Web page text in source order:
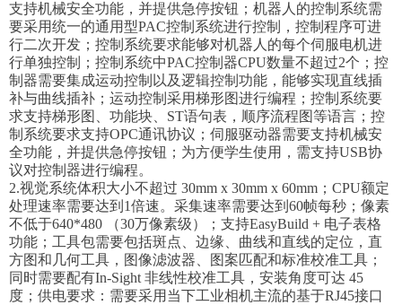
支持机械安全功能，并提供急停按钮；机器人的控制系统需
要采用统一的通用型PAC控制系统进行控制，控制程序可进
行二次开发；控制系统要求能够对机器人的每个伺服电机进
行单独控制；控制系统中PAC控制器CPU数量不超过2个；控
制器需要集成运动控制以及逻辑控制功能，能够实现直线插
补与曲线插补；运动控制采用梯形图进行编程；控制系统要
求支持梯形图、功能块、ST语句表，顺序流程图等语言；控
制系统要求支持OPC通讯协议；伺服驱动器需要支持机械安
全功能，并提供急停按钮；为方便学生使用，需支持USB协
议对控制器进行编程。
2.视觉系统体积大小不超过 30mm x 30mm x 60mm；CPU额定
处理速率需要达到1倍速。采集速率需要达到60帧每秒；像素
不低于640*480 （30万像素级）；支持EasyBuild + 电子表格
功能；工具包需要包括斑点、边缘、曲线和直线的定位，直
方图和几何工具，图像滤波器、图案匹配和标准校准工具；
同时需要配有In-Sight 非线性校准工具，安装角度可达 45
度；供电要求：需要采用当下工业相机主流的基于RJ45接口